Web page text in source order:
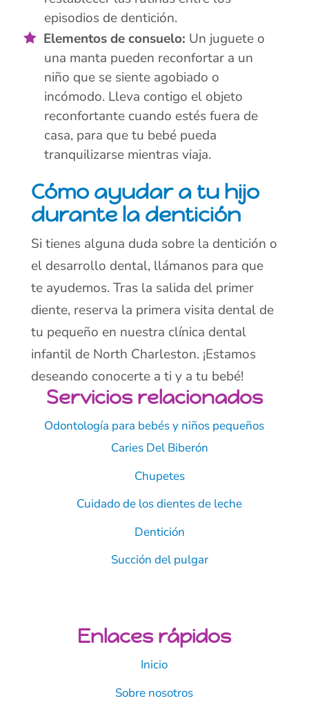
Servicios relacionados
Odontología para bebés y niños pequeños
Caries Del Biberón
Chupetes
Cuidado de los dientes de leche
Dentición
Succión del pulgar
Enlaces rápidos
Inicio
Sobre nosotros
episodios de dentición.
Elementos de consuelo: Un juguete o
una manta pueden reconfortar a un
niño que se siente agobiado o
incómodo. Lleva contigo el objeto
reconfortante cuando estés fuera de
casa, para que tu bebé pueda
tranquilizarse mientras viaja.
Cómo ayudar a tu hijo
durante la dentición
Si tienes alguna duda sobre la dentición o
el desarrollo dental, llámanos para que
te ayudemos. Tras la salida del primer
diente, reserva la primera visita dental de
tu pequeño en nuestra clínica dental
infantil de North Charleston. ¡Estamos
deseando conocerte a ti y a tu bebé!